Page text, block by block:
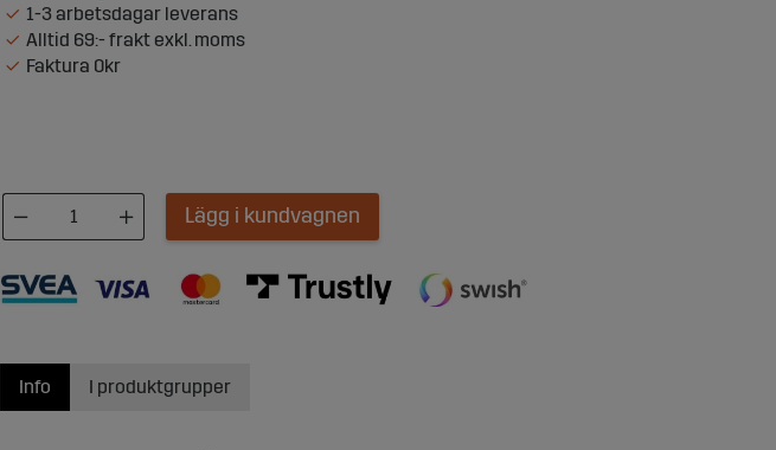
1-3 arbetsdagar leverans
Alltid 69:- frakt exkl. moms
Faktura 0kr
Lägg i kundvagnen
Info I produktgrupper